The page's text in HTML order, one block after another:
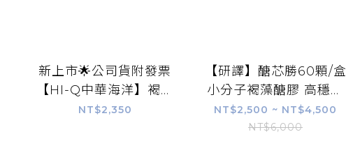
新上市🌟公司貨附發票
【HI-Q中華海洋】褐抑
定加強飲 液態型 15包/
NT$2,350
【研譯】醣芯勝60顆/盒
小分子褐藻醣膠 高穩定
褐藻素 三護配方雙專利
鋅酵母 左旋肉鹼【康富
NT$2,500 ~ NT$4,500
NT$6,000